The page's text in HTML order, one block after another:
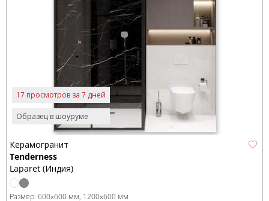
Образец в шоуруме
17 просмотров за 7 дней
Керамогранит
Tenderness
Laparet (Индия)
Размер: 600x600 мм 1200x600 мм